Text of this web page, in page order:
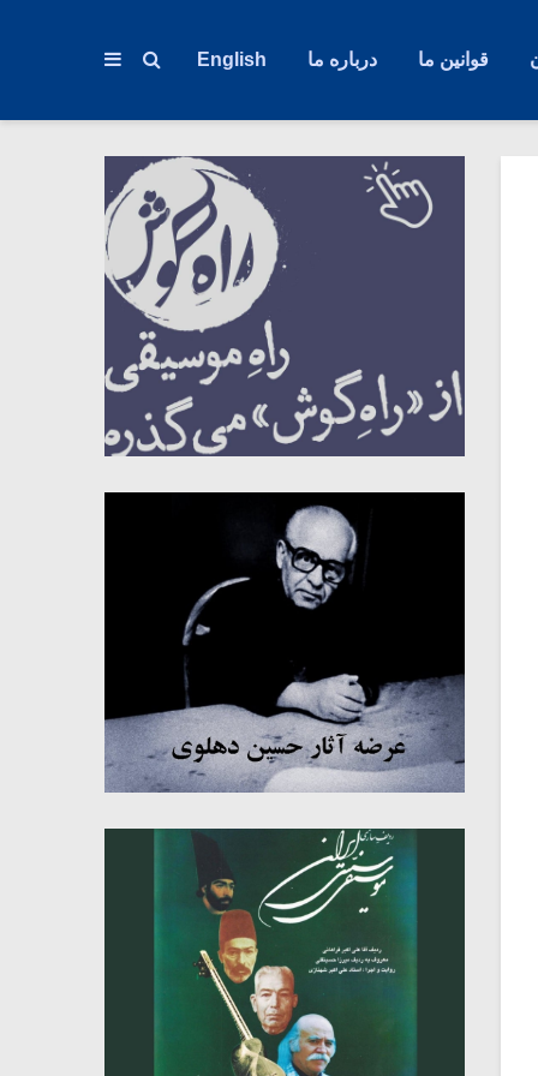
قوانین ما درباره ما English
میکلوش روژا